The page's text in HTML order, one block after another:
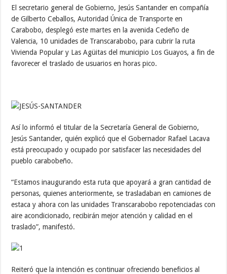
El secretario general de Gobierno, Jesús Santander en compañía
de Gilberto Ceballos, Autoridad Única de Transporte en
Carabobo, desplegó este martes en la avenida Cedeño de
Valencia, 10 unidades de Transcarabobo, para cubrir la ruta
Vivienda Popular y Las Agüitas del municipio Los Guayos, a fin de
favorecer el traslado de usuarios en horas pico.
Así lo informó el titular de la Secretaría General de Gobierno,
Jesús Santander, quién explicó que el Gobernador Rafael Lacava
está preocupado y ocupado por satisfacer las necesidades del
pueblo carabobeño.
“Estamos inaugurando esta ruta que apoyará a gran cantidad de
personas, quienes anteriormente, se trasladaban en camiones de
estaca y ahora con las unidades Transcarabobo repotenciadas con
aire acondicionado, recibirán mejor atención y calidad en el
traslado”, manifestó.
Reiteró que la intención es continuar ofreciendo beneficios al